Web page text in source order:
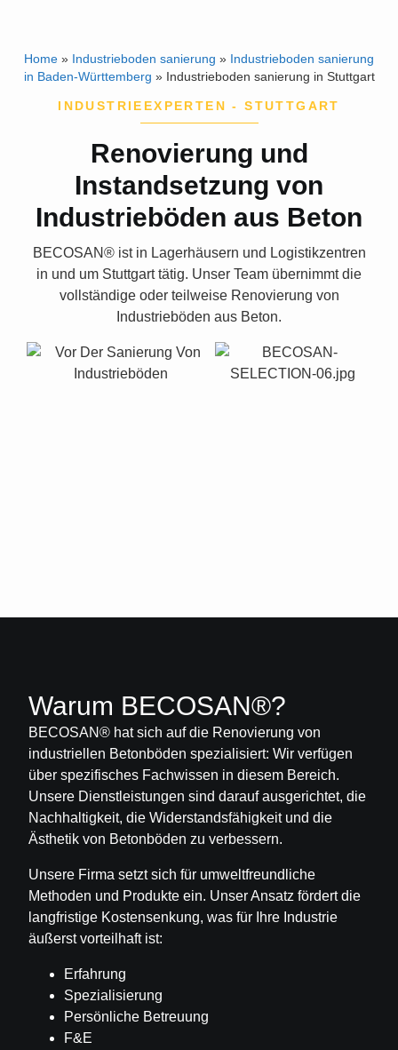
Home » Industrieboden sanierung » Industrieboden sanierung
in Baden-Württemberg » Industrieboden sanierung in Stuttgart
INDUSTRIEEXPERTEN - STUTTGART
Renovierung und
Instandsetzung von
Industrieböden aus Beton
BECOSAN®ist in Lagerhäusern und Logistikzentren
in und um Stuttgart tätig. Unser Team übernimmt die
vollständige oder teilweise Renovierung von
Industrieböden aus Beton.
Warum BECOSAN®?
BECOSAN® hat sich auf die Renovierung von
industriellen Betonböden spezialisiert: Wir verfügen
über spezifisches Fachwissen in diesem Bereich.
Unsere Dienstleistungen sind darauf ausgerichtet, die
Nachhaltigkeit, die Widerstandsfähigkeit und die
Ästhetik von Betonböden zu verbessern.
Unsere Firma setzt sich für umweltfreundliche
Methoden und Produkte ein. Unser Ansatz fördert die
langfristige Kostensenkung, was für Ihre Industrie
äußerst vorteilhaft ist:
Erfahrung
Spezialisierung
Persönliche Betreuung
F&E